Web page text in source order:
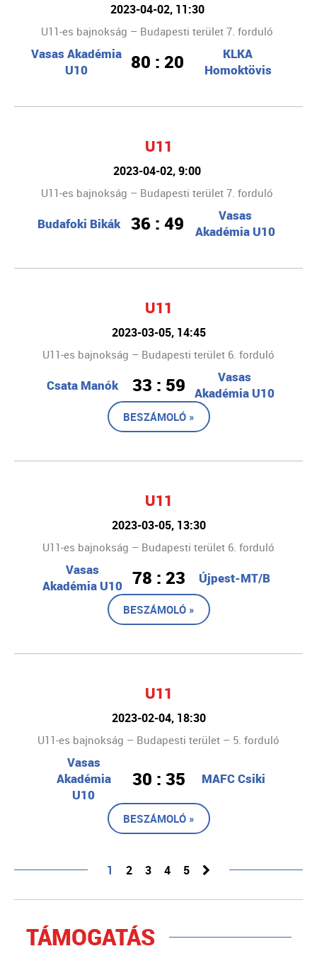
2023-04-02, 11:30
U11-es bajnokság – Budapesti terület 7. forduló
Vasas Akadémia
U10
80 : 20
KLKA
Homoktövis
U11
2023-04-02, 9:00
U11-es bajnokság – Budapesti terület 7. forduló
Budafoki Bikák 36 : 49
Vasas
Akadémia U10
U11
2023-03-05, 14:45
U11-es bajnokság – Budapesti terület 6. forduló
Csata Manók 33 : 59
Vasas
Akadémia U10
BESZÁMOLÓ »
U11
2023-03-05, 13:30
U11-es bajnokság – Budapesti terület 6. forduló
Vasas
Akadémia U10
78 : 23 Újpest-MT/B
BESZÁMOLÓ »
U11
2023-02-04, 18:30
U11-es bajnokság – Budapesti terület – 5. forduló
Vasas
Akadémia
U10
30 : 35 MAFC Csiki
BESZÁMOLÓ »
1 2 3 4 5
TÁMOGATÁS